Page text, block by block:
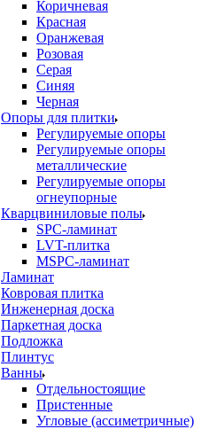
Коричневая
Красная
Оранжевая
Розовая
Серая
Синяя
Черная
Опоры для плитки
Регулируемые опоры
Регулируемые опоры
металлические
Регулируемые опоры
огнеупорные
Кварцвиниловые полы
SPC-ламинат
LVT-плитка
MSPC-ламинат
Ламинат
Ковровая плитка
Инженерная доска
Паркетная доска
Подложка
Плинтус
Ванны
Отдельностоящие
Пристенные
Угловые (ассиметричные)